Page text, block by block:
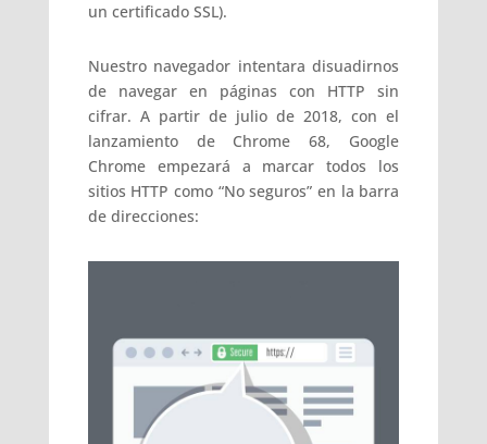
un certificado SSL).
Nuestro navegador intentara disuadirnos
de navegar en páginas con HTTP sin
cifrar. A partir de julio de 2018, con el
lanzamiento de Chrome 68, Google
Chrome empezará a marcar todos los
sitios HTTP como “No seguros” en la barra
de direcciones: